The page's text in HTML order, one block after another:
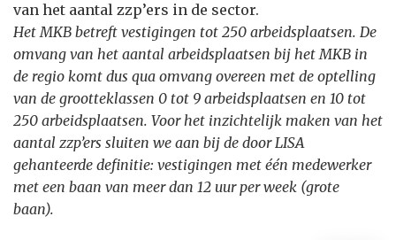
van het aantal zzp’ers in de sector.
Het MKB betreft vestigingen tot 250 arbeidsplaatsen. De
omvang van het aantal arbeidsplaatsen bij het MKB in
de regio komt dus qua omvang overeen met de optelling
van de grootteklassen 0 tot 9 arbeidsplaatsen en 10 tot
250 arbeidsplaatsen. Voor het inzichtelijk maken van het
aantal zzp’ers sluiten we aan bij de door LISA
gehanteerde definitie: vestigingen met één medewerker
met een baan van meer dan 12 uur per week (grote
baan).